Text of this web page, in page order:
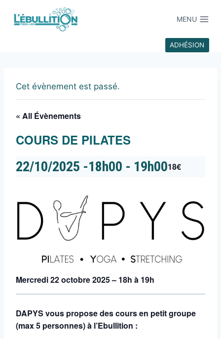
MENU
ADHÉSION
Cet évènement est passé.
« All Évènements
COURS DE PILATES
22/10/2025 -18h00 - 19h0018€
Mercredi 22 octobre 2025 – 18h à 19h
DAPYS vous propose des cours en petit groupe
(max 5 personnes) à l’Ebullition :